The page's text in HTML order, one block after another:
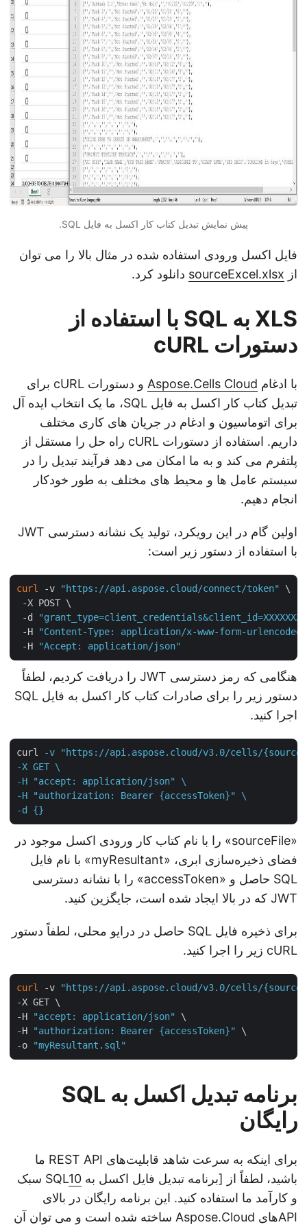
پیش نمایش تبدیل کتاب کار اکسل به فایل SQL.
فایل اکسل ورودی استفاده شده در مثال بالا را می توان
از sourceExcel.xlsxدانلود کرد.
XLS به SQL با استفاده از
دستورات cURL
با ادغامAspose.Cells Cloud
و دستورات cURL برای
تبدیل کتاب کار اکسل به فایل SQL، ما یک انتخاب ایده آل
برای اتوماسیون و ادغام در جریان های کاری مختلف
داریم. استفاده از دستورات cURL راه حل را مستقل از
پلتفرم می کند و به ما امکان می دهد فرآیند تبدیل را در
سیستم عامل ها و محیط های مختلف به طور خودکار
انجام دهیم.
اولین گام در این رویکرد، تولید یک نشانه دسترسی JWT
با استفاده از دستور زیر است:
curl -v "https://api.aspose.cloud/connect/token" \
-X POST \
-d "grant_type=client_credentials&client_id=XXXXXXX-
-H "Content-Type: application/x-www-form-
-H "Accept: application/json"
هنگامی که رمز دسترسی JWT را دریافت کردیم، لطفاً
دستور زیر را برای صادرات کتاب کار اکسل به فایل SQL
اجرا کنید.
curl
-v "https://api.aspose.cloud/v3.0/cells/
-X GET \
-H "accept: application/json" \
-H "authorization: Bearer {accessToken}" \
-d {}
«sourceFile» را با نام کتاب کار ورودی اکسل موجود در
فضای ذخیره‌سازی ابری، «myResultant» با نام فایل
SQL حاصل و «accessToken» را با نشانه دسترسی
JWT که در بالا ایجاد شده است، جایگزین کنید.
برای ذخیره فایل SQL حاصل در درایو محلی، لطفاً دستور
cURL زیر را اجرا کنید.
curl -v "https://api.aspose.cloud/v3.0/cells/
-X GET \
-H "accept: application/json" \
-H "authorization: Bearer {accessToken}" \
-o "myResultant.sql"
برنامه تبدیل اکسل به SQL
رایگان
برای اینکه به سرعت شاهد قابلیت‌های REST API ما
باشید، لطفاً از [برنامه تبدیل فایل اکسل به SQL10
سبک
و کارآمد ما استفاده کنید. این برنامه رایگان در بالای
APIهای Aspose.Cloud ساخته شده است و می توان آن